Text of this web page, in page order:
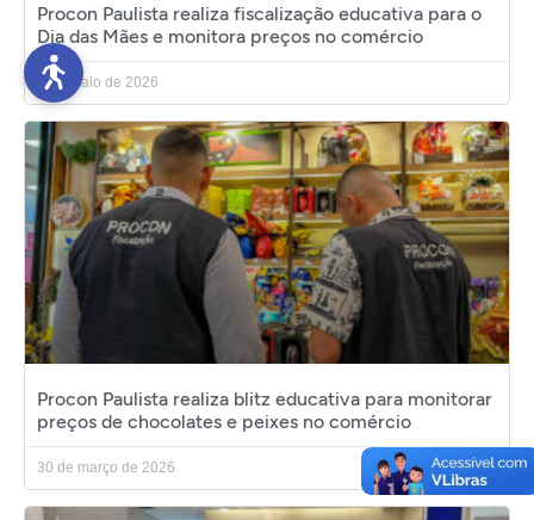
Procon Paulista realiza fiscalização educativa para o
Dia das Mães e monitora preços no comércio
7 de maio de 2026
Procon Paulista realiza blitz educativa para monitorar
preços de chocolates e peixes no comércio
30 de março de 2026